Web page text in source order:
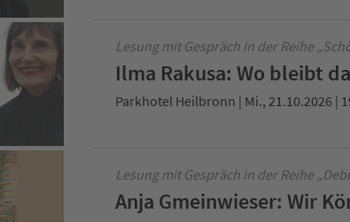
Lesung mit Gespräch in der Reihe
Ilma Rakusa: Wo bleibt
Parkhotel Heilbronn | Mi., 21.10.2026 |
Lesung mit Gespräch in der Reihe
Anja Gmeinwieser: Wir